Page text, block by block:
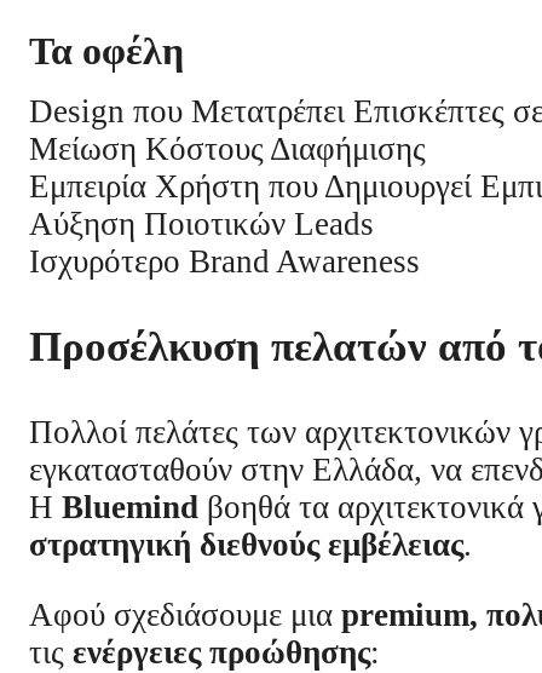
Τα οφέλη
Design που Μετατρέπει Επισκέπτες
Μείωση Κόστους Διαφήμισης
Εμπειρία Χρήστη που Δημιουργεί
Αύξηση Ποιοτικών Leads
Ισχυρότερο Brand Awareness
Προσέλκυση πελατών από
Πολλοί πελάτες των αρχιτεκτονικών
εγκατασταθούν στην Ελλάδα, να
Η Bluemind βοηθά τα
στρατηγική διεθνούς εμβέλειας.
Αφού σχεδιάσουμε μια premium,
τις ενέργειες προώθησης: